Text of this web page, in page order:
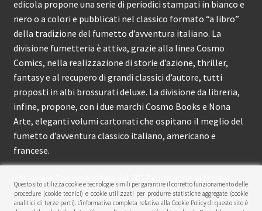
edicola propone una serie di periodici stampati in bianco e
nero o a colori e pubblicati nel classico formato “a libro”
della tradizione del fumetto d’avventura italiano. La
divisione fumetteria è attiva, grazie alla linea Cosmo
Comics, nella realizzazione di storie d’azione, thriller,
fantasy e al recupero di grandi classici d’autore, tutti
proposti in albi brossurati deluxe. La divisione da libreria,
infine, propone, con i due marchi Cosmo Books e Nona
Arte, eleganti volumi cartonati che ospitano il meglio del
fumetto d’avventura classico italiano, americano e
francese.
circa 150 pubblicazioni l’anno.
Questo sito utilizza cookie e tecnologie simili per garantire il corretto funzionamento delle
procedure (cookie tecnici) e cookie utilizzati per produrre statistiche aggregate (cookie
analitici di terze parti). L’informativa completa relativa alla Cookie Policy di questo sito è